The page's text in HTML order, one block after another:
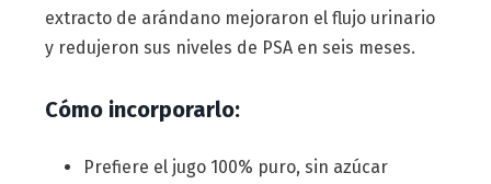
extracto de arándano mejoraron el flujo urinario
y redujeron sus niveles de PSA en seis meses.
Cómo incorporarlo:
Prefiere el jugo 100% puro, sin azúcar